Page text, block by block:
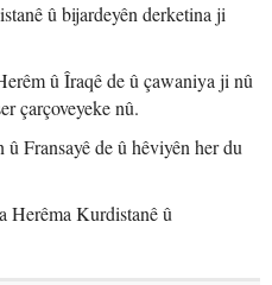
û bijardeyên derketina ji
û Îraqê de û çawaniya ji nû
çarçoveyeke nû.
Fransayê de û hêviyên her du
Herêma Kurdistanê û